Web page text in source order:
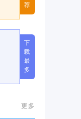
荐
下
载
最
多
更多